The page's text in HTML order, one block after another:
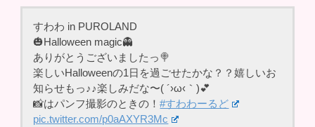
すわわ in PUROLAND
🎃Halloween magic👻
ありがとうございましたっ🍭
楽しいHalloweenの1日を過ごせたかな？？嬉しいお
知らせもっ♪♪楽しみだな〜( ´›ω‹｀)💕
📸はパンフ撮影のときの！#すわわーるど
pic.twitter.com/p0aAXYR3Mc